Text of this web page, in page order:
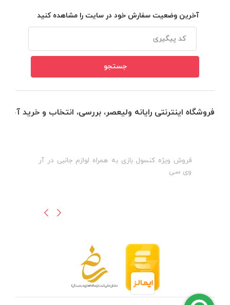
آخرین وضعیت سفارش خود در سایت را مشاهده کنید
فروشگاه اینترنتی رایانه ولیعصر، بررسی، انتخاب و خرید
فروش ویژه کنسول بازی به همراه لوازم جانبی در آر
وی سی